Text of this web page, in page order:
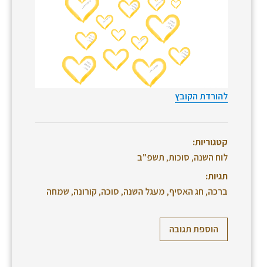
להורדת הקובץ
קטגוריות:
לוח השנה, סוכות, תשפ"ב
תגיות:
ברכה, חג האסיף, מעגל השנה, סוכה, קורונה, שמחה
הוספת תגובה